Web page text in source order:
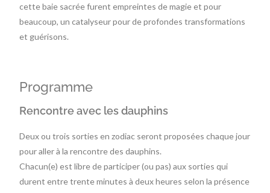
cette baie sacrée furent empreintes de magie et pour
beaucoup, un catalyseur pour de profondes transformations
et guérisons.
Programme
Rencontre avec les dauphins
Deux ou trois sorties en zodiac seront proposées chaque jour
pour aller à la rencontre des dauphins.
Chacun(e) est libre de participer (ou pas) aux sorties qui
durent entre trente minutes à deux heures selon la présence